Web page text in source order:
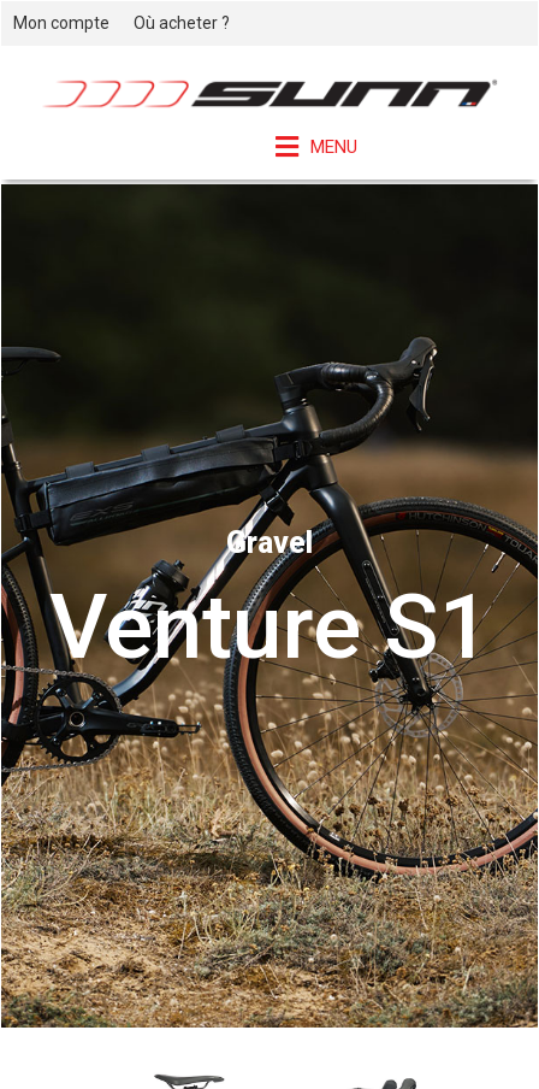
Mon compte Où acheter ?
MENU
Gravel
Venture S1